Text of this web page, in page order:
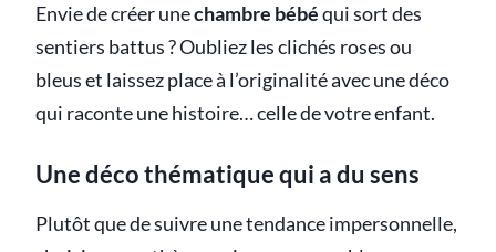
Envie de créer unechambre bébéqui sort des
sentiers battus ? Oubliez les clichés roses ou
bleus et laissez place à l’originalité avec une déco
qui raconte une histoire… celle de votre enfant.
Une déco thématique qui a du sens
Plutôt que de suivre une tendance impersonnelle,